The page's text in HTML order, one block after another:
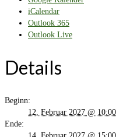
iCalendar
Outlook 365
Outlook Live
Details
Beginn:
12, Februar 2027 @ 10:00
Ende: